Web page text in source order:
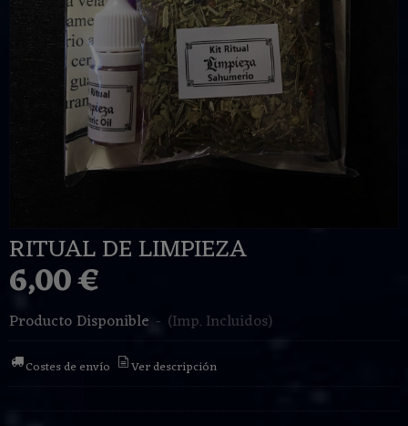
RITUAL DE LIMPIEZA
6,00 €
Producto Disponible - (Imp. Incluidos)
Costes de envío Ver descripción